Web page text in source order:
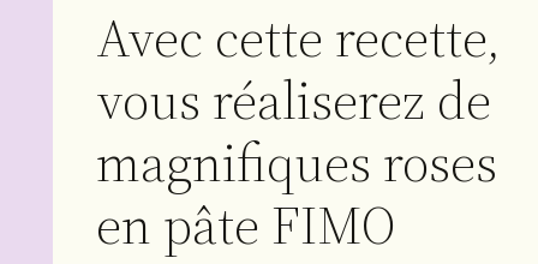
Avec cette recette,
vous réaliserez de
magnifiques roses
en pâte FIMO